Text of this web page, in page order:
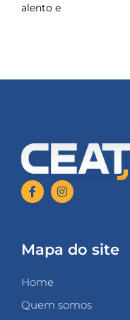
alento e
Mapa do site
Home
Quem somos